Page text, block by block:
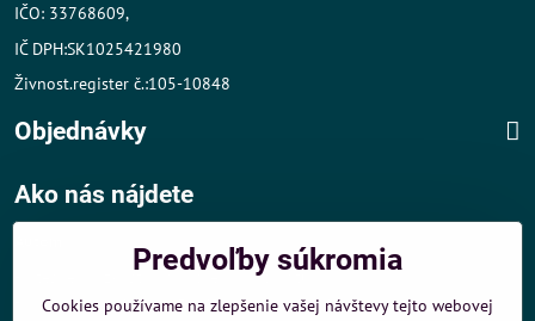
IČO: 33768609,
IČ DPH:SK1025421980
Živnost.register č.:105-10848
Objednávky
Ako nás nájdete
- v tesnej blízkosti diaľničného obchvatu
- dobré parkovacie možnosti 40 m od predajne
Predvoľby súkromia
Cookies používame na zlepšenie vašej návštevy tejto webovej